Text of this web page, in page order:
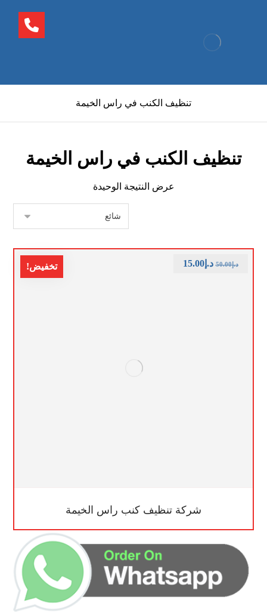
تنظيف الكنب في راس الخيمة
تنظيف الكنب في راس الخيمة
عرض النتيجة الوحيدة
تخفيض!
شركة تنظيف كنب راس الخيمة
د.إ50.00 د.إ15.00